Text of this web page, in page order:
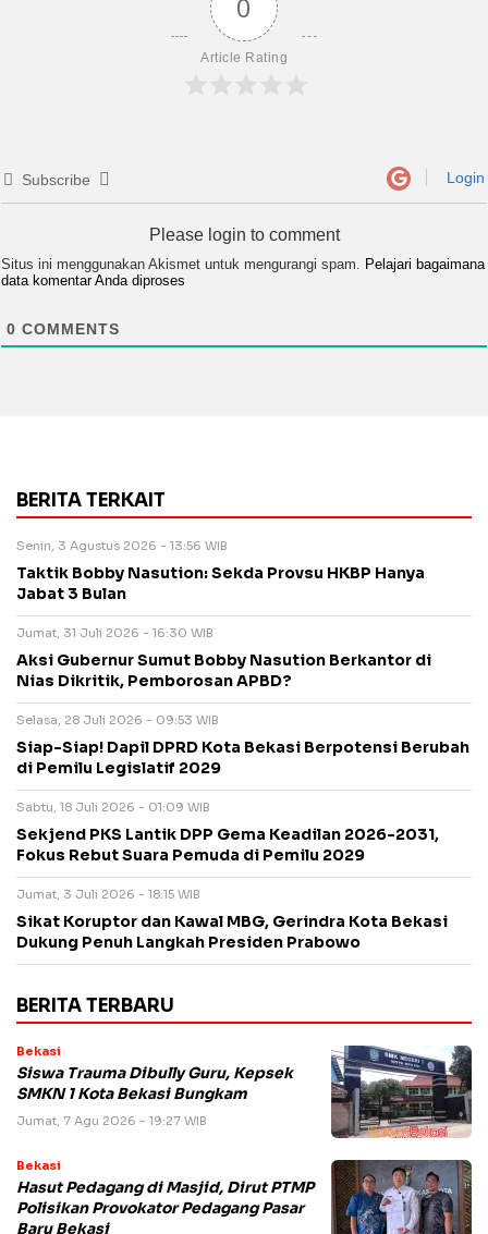
Article Rating
Subscribe Login
Please login to comment
Situs ini menggunakan Akismet untuk mengurangi spam.
Pelajari bagaimana
data komentar Anda diproses
0 COMMENTS
BERITA TERKAIT
Senin, 3 Agustus 2026 - 13:56 WIB
Taktik Bobby Nasution: Sekda Provsu HKBP Hanya
Jabat 3 Bulan
Jumat, 31 Juli 2026 - 16:30 WIB
Aksi Gubernur Sumut Bobby Nasution Berkantor di
Nias Dikritik, Pemborosan APBD?
Selasa, 28 Juli 2026 - 09:53 WIB
Siap-Siap! Dapil DPRD Kota Bekasi Berpotensi Berubah
di Pemilu Legislatif 2029
Sabtu, 18 Juli 2026 - 01:09 WIB
Sekjend PKS Lantik DPP Gema Keadilan 2026-2031,
Fokus Rebut Suara Pemuda di Pemilu 2029
Jumat, 3 Juli 2026 - 18:15 WIB
Sikat Koruptor dan Kawal MBG, Gerindra Kota Bekasi
Dukung Penuh Langkah Presiden Prabowo
BERITA TERBARU
Bekasi
Siswa Trauma Dibully Guru, Kepsek
SMKN 1 Kota Bekasi Bungkam
Jumat, 7 Agu 2026 - 19:27 WIB
Bekasi
Hasut Pedagang di Masjid, Dirut PTMP
Polisikan Provokator Pedagang Pasar
Baru Bekasi